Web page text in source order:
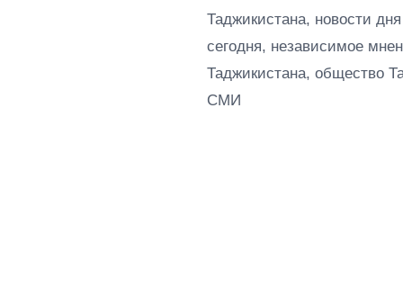
Таджикистана, новости
сегодня, независимое
Таджикистана, общество
СМИ